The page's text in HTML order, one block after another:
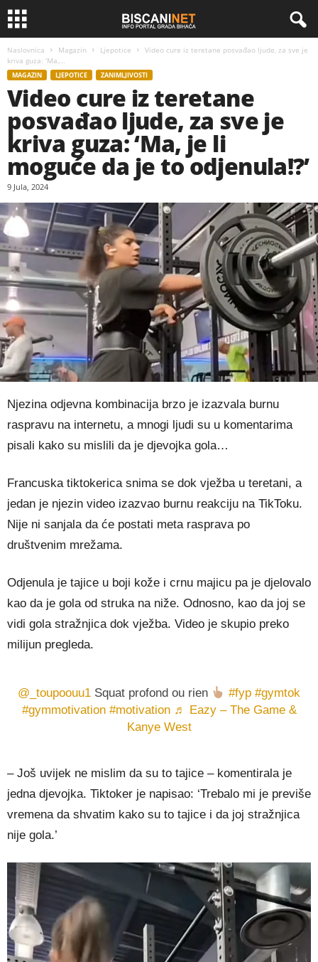
Naslovnica Magazin Ljepotice
Video cure iz teretane posvađao ljude, za sve je
kriva guza: ‘Ma,...
MAGAZIN LJEPOTICE ZANIMLJIVOSTI
Video cure iz teretane
posvađao ljude, za sve je
kriva guza: ‘Ma, je li
moguće da je to odjenula!?’
9 Jula, 2024
Njezina odjevna kombinacija brzo je izazvala burnu
raspravu na internetu, a mnogi ljudi su u komentarima
pisali kako su mislili da je djevojka gola…
Francuska tiktokerica snima se dok vježba u teretani, a
jedan je njezin video izazvao burnu reakciju na TikToku.
Nije ni sanjala da će postati meta rasprava po
društvenim mrežama.
Odjenula je tajice u boji kože i crnu majicu pa je djelovalo
kao da je gola od struka na niže. Odnosno, kao da joj se
vidi gola stražnjica dok vježba. Video je skupio preko
milijun pregleda.
@_toupoouu1Squat profond ou rien #fyp #gymtok
#gymmotivation #motivation ♬ Eazy – The Game &
Kanye West
– Još uvijek ne mislim da su to tajice – komentirala je
jedna djevojka. Tiktoker je napisao: ‘Trebalo mi je previše
vremena da shvatim kako su to tajice i da joj stražnjica
nije gola.’